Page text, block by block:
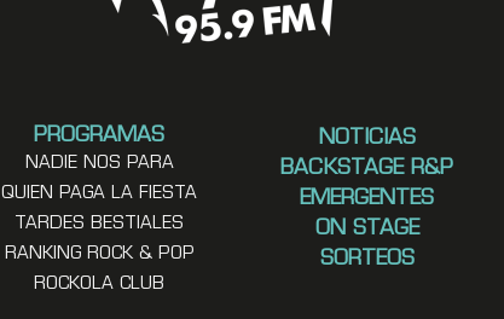
PROGRAMAS
NADIE NOS PARA
QUIEN PAGA LA FIESTA
TARDES BESTIALES
RANKING ROCK & POP
ROCKOLA CLUB
NOTICIAS
BACKSTAGE R&P
EMERGENTES
ON STAGE
SORTEOS